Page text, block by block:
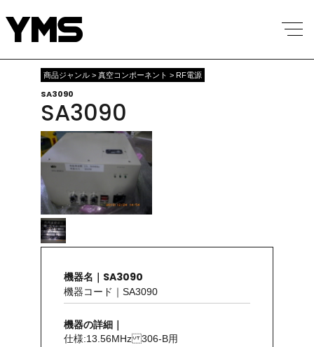
商品ジャンル > 真空コンポーネント > RF電源
SA3090
SA3090
機器名｜SA3090
機器コード｜SA3090
機器の詳細｜
仕様:13.56MHz 306-B用